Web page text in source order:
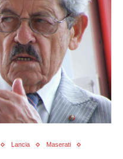
Lancia
Maserati